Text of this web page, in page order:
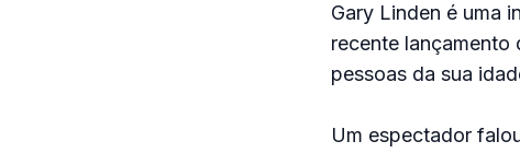
Gary Linden é uma
recente lançamento
pessoas da sua
Um espectador